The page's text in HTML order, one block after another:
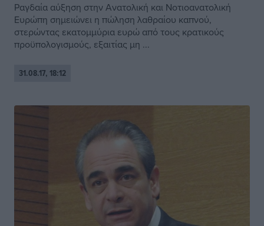
Ραγδαία αύξηση στην Ανατολική και Νοτιοανατολική
Ευρώπη σημειώνει η πώληση λαθραίου καπνού,
στερώντας εκατομμύρια ευρώ από τους κρατικούς
προϋπολογισμούς, εξαιτίας μη ...
31.08.17, 18:12